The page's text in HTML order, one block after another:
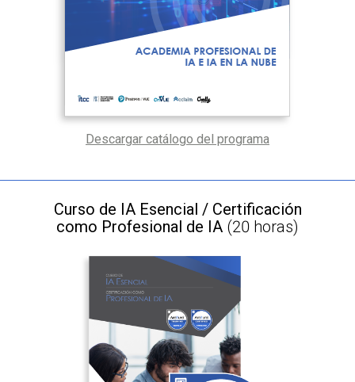
Descargar catálogo del programa
Curso de IA Esencial / Certificación
como Profesional de IA (20 horas)